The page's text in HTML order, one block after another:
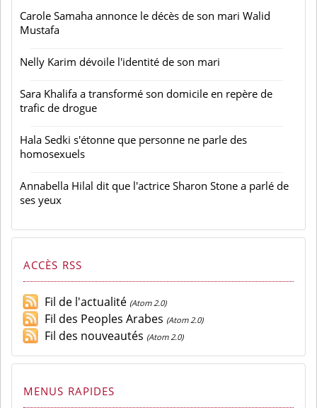
Carole Samaha annonce le décès de son mari Walid
Mustafa
Nelly Karim dévoile l'identité de son mari
Sara Khalifa a transformé son domicile en repère de
trafic de drogue
Hala Sedki s'étonne que personne ne parle des
homosexuels
Annabella Hilal dit que l'actrice Sharon Stone a parlé de
ses yeux
ACCÈS RSS
Fil de l'actualité (Atom 2.0)
Fil des Peoples Arabes (Atom 2.0)
Fil des nouveautés (Atom 2.0)
MENUS RAPIDES